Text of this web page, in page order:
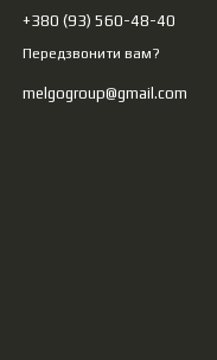
+380 (93) 560-48-40
Передзвонити вам?
melgogroup@gmail.com